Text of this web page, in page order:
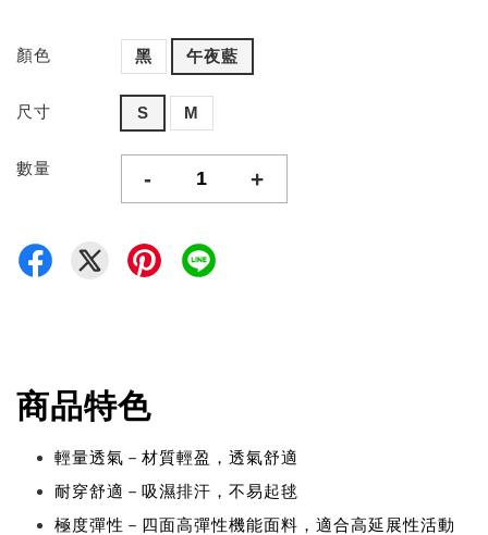
顏色 黑 午夜藍
尺寸 S M
數量 - +
商品特色
輕量透氣－材質輕盈，透氣舒適
耐穿舒適－吸濕排汗，不易起毬
極度彈性－四面高彈性機能面料，適合高延展性活動